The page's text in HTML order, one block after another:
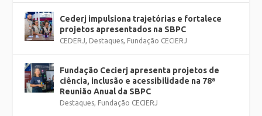
Cederj impulsiona trajetórias e fortalece
projetos apresentados na SBPC
CEDERJ, Destaques, Fundação CECIERJ
Fundação Cecierj apresenta projetos de
ciência, inclusão e acessibilidade na 78ª
Reunião Anual da SBPC
Destaques, Fundação CECIERJ